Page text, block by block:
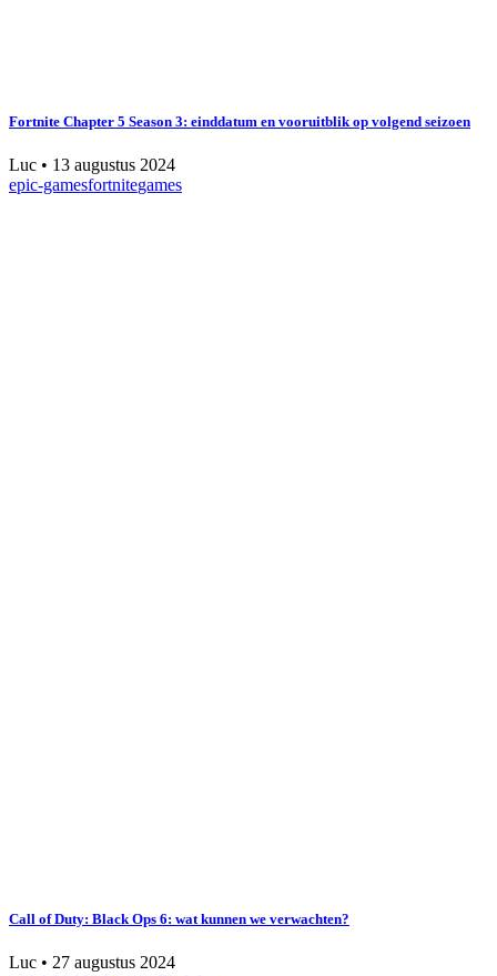
Fortnite Chapter 5 Season 3: einddatum en vooruitblik op volgend seizoen
Luc • 13 augustus 2024
epic-gamesfortnitegames
Call of Duty: Black Ops 6: wat kunnen we verwachten?
Luc • 27 augustus 2024